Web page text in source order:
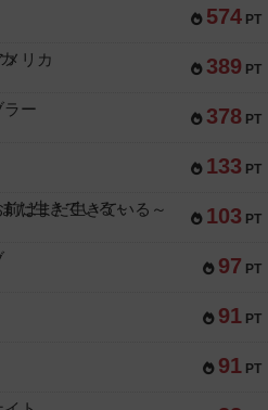
574 PT
389 PT
リカ
378 PT
ラー
133 PT
103 PT
はまだ生きている～
97 PT
91 PT
91 PT